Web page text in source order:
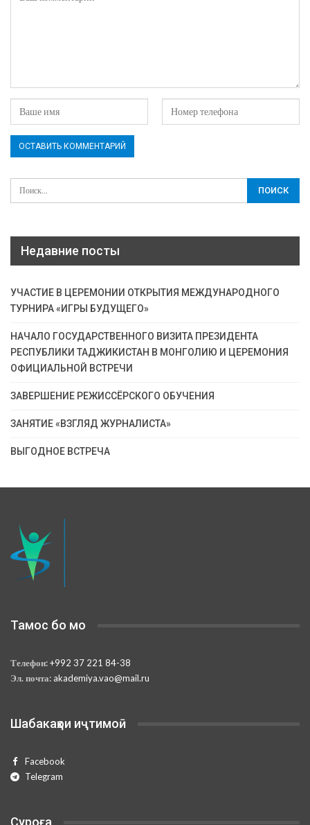
Недавние посты
УЧАСТИЕ В ЦЕРЕМОНИИ ОТКРЫТИЯ МЕЖДУНАРОДНОГО
ТУРНИРА «ИГРЫ БУДУЩЕГО»
НАЧАЛО ГОСУДАРСТВЕННОГО ВИЗИТА ПРЕЗИДЕНТА
РЕСПУБЛИКИ ТАДЖИКИСТАН В МОНГОЛИЮ И ЦЕРЕМОНИЯ
ОФИЦИАЛЬНОЙ ВСТРЕЧИ
ЗАВЕРШЕНИЕ РЕЖИССЁРСКОГО ОБУЧЕНИЯ
ЗАНЯТИЕ «ВЗГЛЯД ЖУРНАЛИСТА»
ВЫГОДНОЕ ВСТРЕЧА
Тамос бо мо
Телефон:+992 37 221 84-38
Эл. почта: akademiya.vao@mail.ru
Шабакаҳои иҷтимоӣ
Facebook
Telegram